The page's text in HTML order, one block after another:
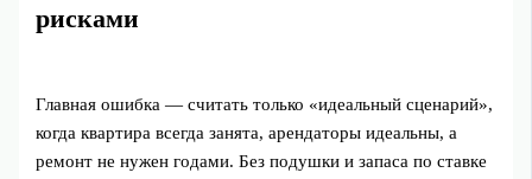
рисками
Главная ошибка — считать только «идеальный сценарий»,
когда квартира всегда занята, арендаторы идеальны, а
ремонт не нужен годами. Без подушки и запаса по ставке